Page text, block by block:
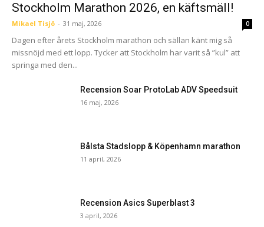
Stockholm Marathon 2026, en käftsmäll!
Mikael Tisjö - 31 maj, 2026 0
Dagen efter årets Stockholm marathon och sällan känt mig så
missnöjd med ett lopp. Tycker att Stockholm har varit så ”kul” att
springa med den...
Recension Soar ProtoLab ADV Speedsuit
16 maj, 2026
Bålsta Stadslopp & Köpenhamn marathon
11 april, 2026
Recension Asics Superblast 3
3 april, 2026